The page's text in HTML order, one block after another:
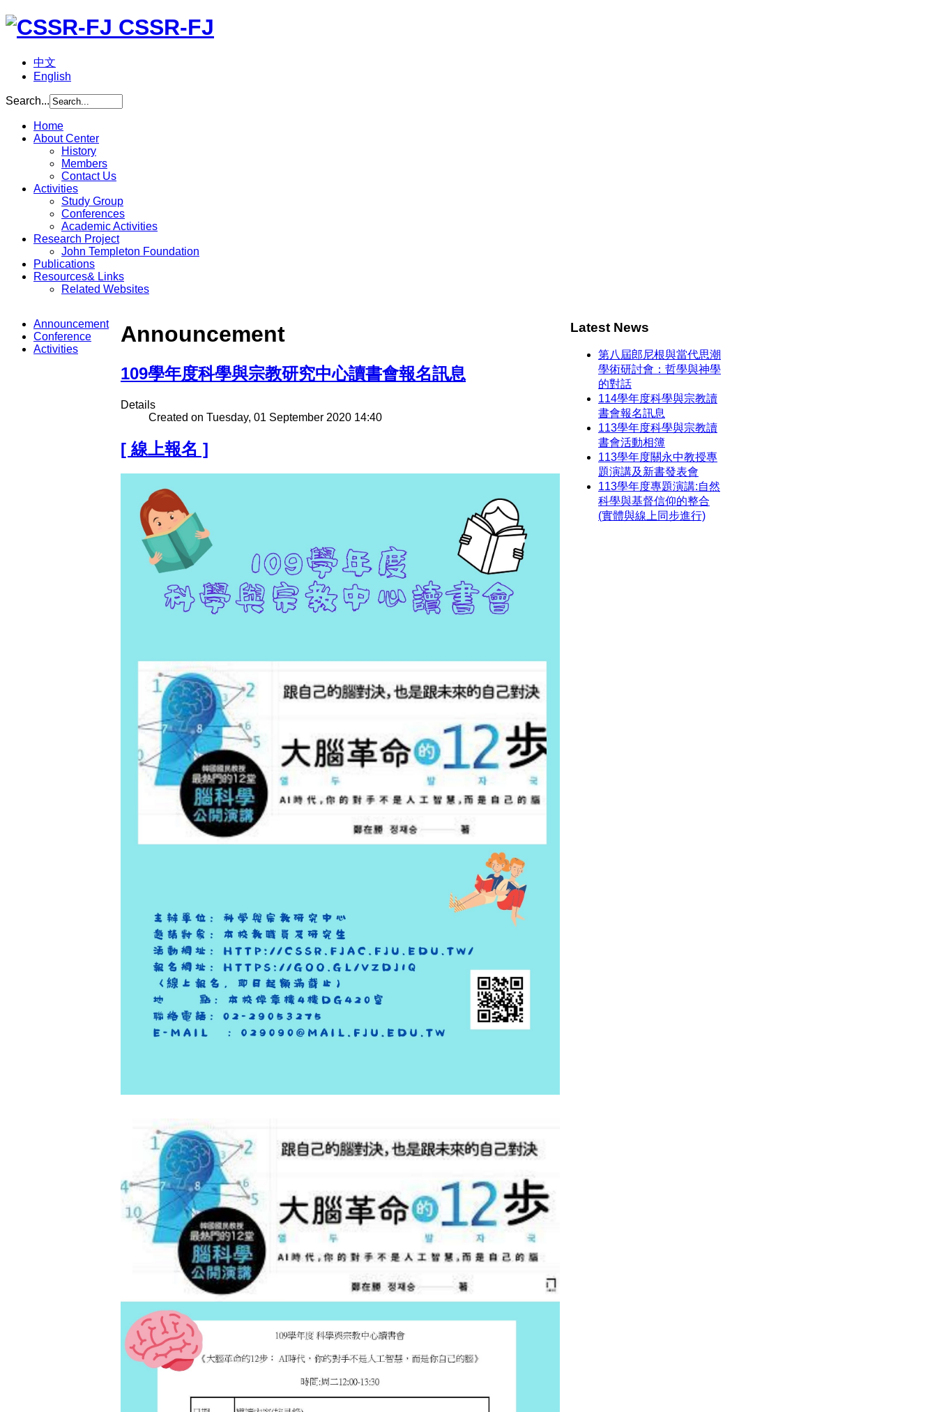
CSSR-FJ
中文
English
Search...
Home
About Center
History
Members
Contact Us
Activities
Study Group
Conferences
Academic Activities
Research Project
John Templeton Foundation
Publications
Resources& Links
Related Websites
Announcement
Conference
Activities
Announcement
109學年度科學與宗教研究中心讀書會報名訊息
Details
Created on Tuesday, 01 September 2020 14:40
[ 線上報名 ]
Latest News
第八屆郎尼根與當代思潮
學術研討會：哲學與神學
的對話
114學年度科學與宗教讀
書會報名訊息
113學年度科學與宗教讀
書會活動相簿
113學年度關永中教授專
題演講及新書發表會
113學年度專題演講:自然
科學與基督信仰的整合
(實體與線上同步進行)